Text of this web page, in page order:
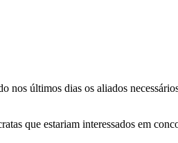
últimos dias os aliados
que estariam interessados em